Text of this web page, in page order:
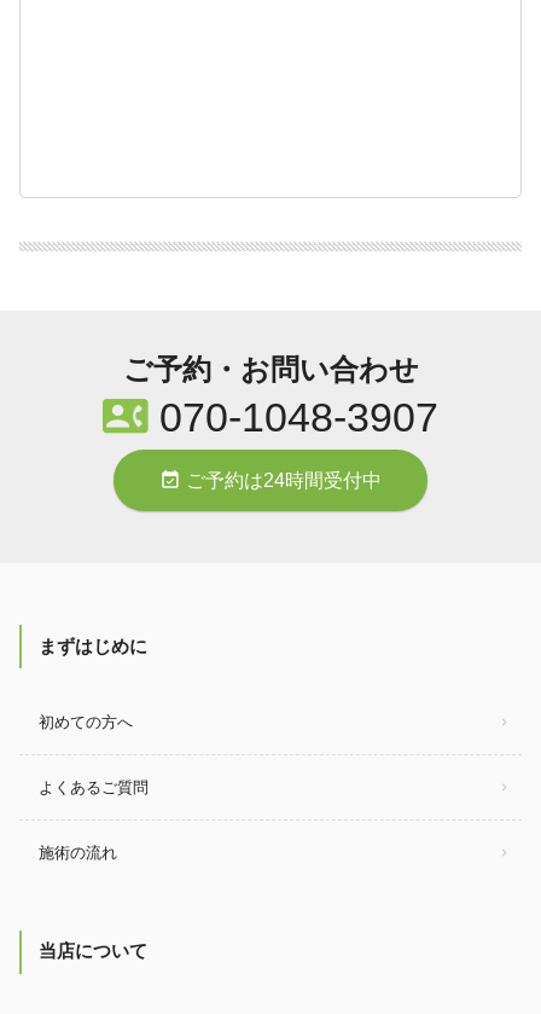
ご予約・お問い合わせ
contact_phone 070-1048-3907
event_available ご予約は24時間受付中
まずはじめに
初めての方へ
よくあるご質問
施術の流れ
当店について